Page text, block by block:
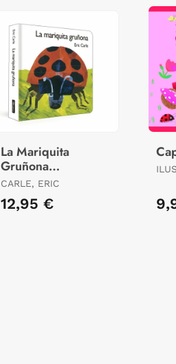
La Mariquita
Gruñona
(Colección Eric
Carle)
CARLE, ERIC
12,95 €